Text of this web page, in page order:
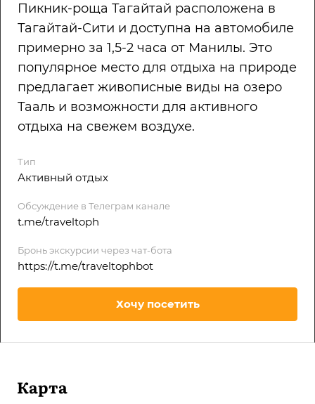
Пикник-роща Тагайтай расположена в
Тагайтай-Сити и доступна на автомобиле
примерно за 1,5-2 часа от Манилы. Это
популярное место для отдыха на природе
предлагает живописные виды на озеро
Тааль и возможности для активного
отдыха на свежем воздухе.
Тип
Активный отдых
Обсуждение в Телеграм канале
t.me/traveltoph
Бронь экскурсии через чат-бота
https://t.me/traveltophbot
Хочу посетить
Карта